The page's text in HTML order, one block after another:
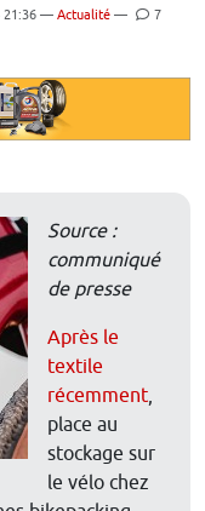
21:36 — Actualité — 7
Source :
communiqué
de presse
Après le
textile
récemment,
place au
stockage sur
le vélo chez